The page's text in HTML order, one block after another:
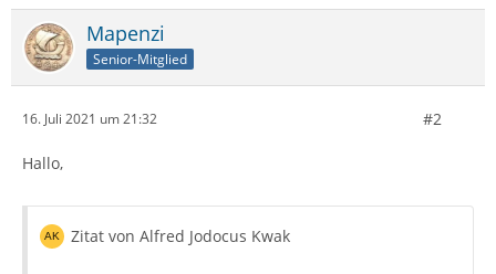
Mapenzi
Senior-Mitglied
16. Juli 2021 um 21:32 #2
Hallo,
Zitat von Alfred Jodocus Kwak